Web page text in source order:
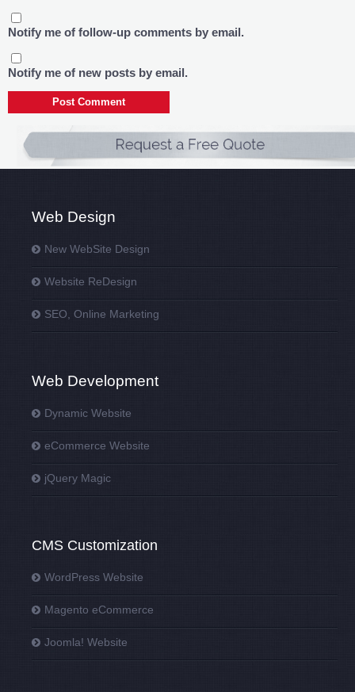
Notify me of follow-up comments by email.
Notify me of new posts by email.
Web Design
New WebSite Design
Website ReDesign
SEO, Online Marketing
Web Development
Dynamic Website
eCommerce Website
jQuery Magic
CMS Customization
WordPress Website
Magento eCommerce
Joomla! Website